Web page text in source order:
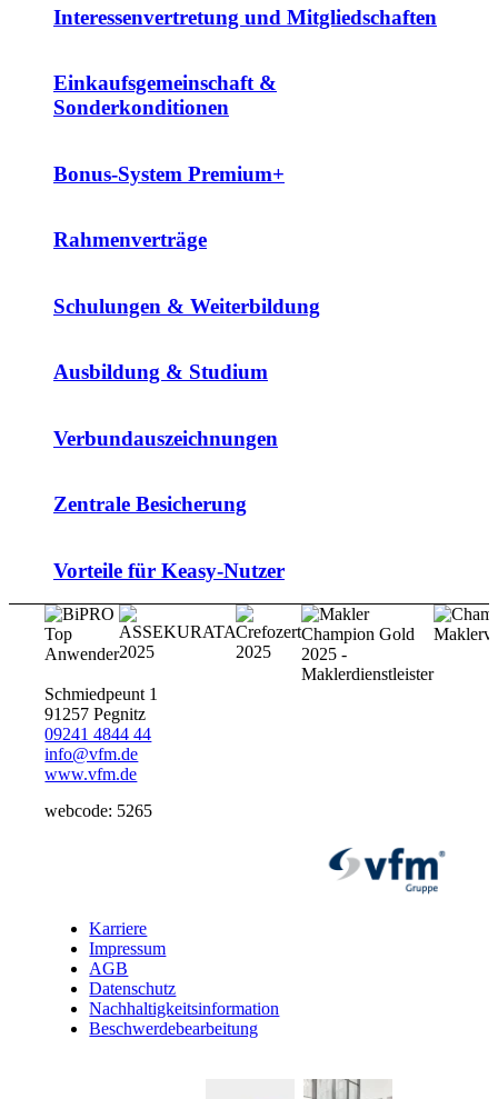
Interessenvertretung und Mitgliedschaften
Einkaufsgemeinschaft &
Sonderkonditionen
Bonus-System Premium+
Rahmenverträge
Schulungen & Weiterbildung
Ausbildung & Studium
Verbundauszeichnungen
Zentrale Besicherung
Vorteile für Keasy-Nutzer
Schmiedpeunt 1
91257 Pegnitz
09241 4844 44
info@vfm.de
www.vfm.de
webcode: 5265
Karriere
Impressum
AGB
Datenschutz
Nachhaltigkeitsinformation
Beschwerdebearbeitung